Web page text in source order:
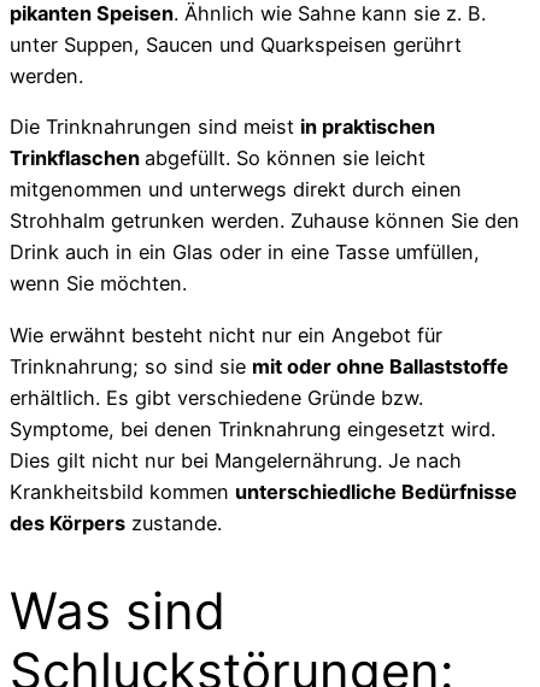
pikanten Speisen. Ähnlich wie Sahne kann sie z. B.
unter Suppen, Saucen und Quarkspeisen gerührt
werden.
Die Trinknahrungen sind meist in praktischen
Trinkflaschen abgefüllt. So können sie leicht
mitgenommen und unterwegs direkt durch einen
Strohhalm getrunken werden. Zuhause können Sie den
Drink auch in ein Glas oder in eine Tasse umfüllen,
wenn Sie möchten.
Wie erwähnt besteht nicht nur ein Angebot für
Trinknahrung; so sind sie mit oder ohne Ballaststoffe
erhältlich. Es gibt verschiedene Gründe bzw.
Symptome, bei denen Trinknahrung eingesetzt wird.
Dies gilt nicht nur bei Mangelernährung. Je nach
Krankheitsbild kommen unterschiedliche Bedürfnisse
des Körpers zustande.
Was sind
Schluckstörungen: